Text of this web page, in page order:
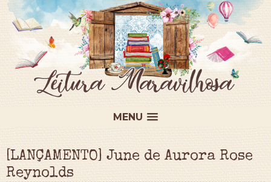
MENU
[LANÇAMENTO] June de Aurora Rose
Reynolds